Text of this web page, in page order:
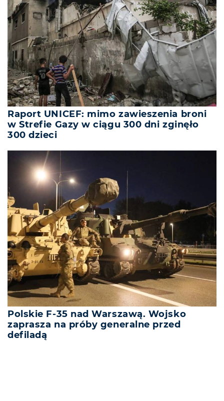
Raport UNICEF: mimo zawieszenia broni
w Strefie Gazy w ciągu 300 dni zginęło
300 dzieci
Polskie F-35 nad Warszawą. Wojsko
zaprasza na próby generalne przed
defiladą